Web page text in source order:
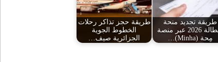
طريقة تجديد منحة
البطالة 2026 عبر منصة
مِحة (Minha)…
طريقة حجز تذاكر رحلات
الخطوط الجوية
الجزائرية صيف…